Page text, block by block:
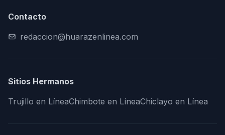
Contacto
redaccion@huarazenlinea.com
Sitios Hermanos
Trujillo en LíneaChimbote en LíneaChiclayo en Línea